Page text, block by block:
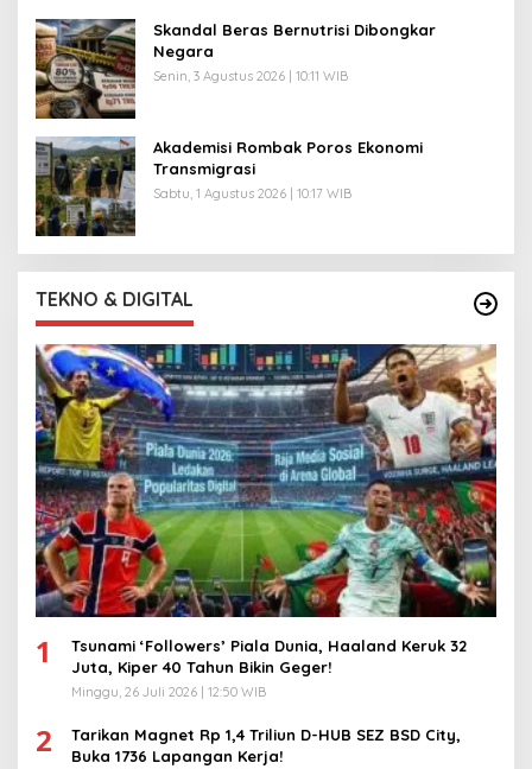
Skandal Beras Bernutrisi Dibongkar
Negara
Senin, 3 Agustus 2026 | 10:11 WIB
Akademisi Rombak Poros Ekonomi
Transmigrasi
Sabtu, 1 Agustus 2026 | 10:17 WIB
TEKNO & DIGITAL
1
Tsunami ‘Followers’ Piala Dunia, Haaland Keruk 32
Juta, Kiper 40 Tahun Bikin Geger!
Minggu, 26 Juli 2026 | 12:50 WIB
2
Tarikan Magnet Rp 1,4 Triliun D-HUB SEZ BSD City,
Buka 1736 Lapangan Kerja!